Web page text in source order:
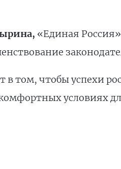
«Единая
том, чтобы успехи
условиях